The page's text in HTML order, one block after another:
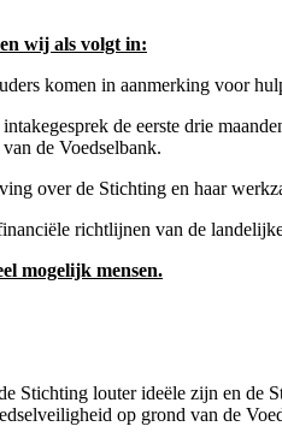
wij als volgt in:
komen in aanmerking voor
de eerste drie
de Voedselbank.
over de Stichting en haar
richtlijnen van de
mogelijk mensen.
Stichting louter ideële zijn en de
op grond van de